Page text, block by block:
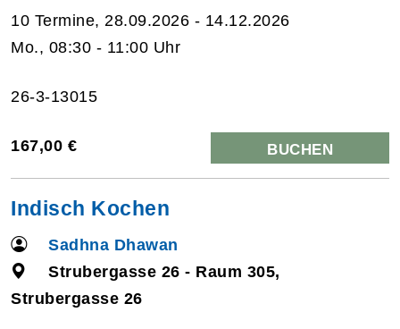
10 Termine, 28.09.2026 - 14.12.2026
Mo., 08:30 - 11:00 Uhr
26-3-13015
167,00 € BUCHEN
Indisch Kochen
Sadhna Dhawan
Strubergasse 26 - Raum 305,
Strubergasse 26